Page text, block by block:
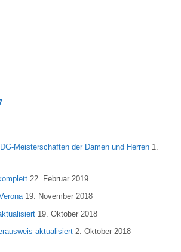
Meisterschaften der Damen und Herren 1.
22. Februar 2019
19. November 2018
19. Oktober 2018
aktualisiert 2. Oktober 2018